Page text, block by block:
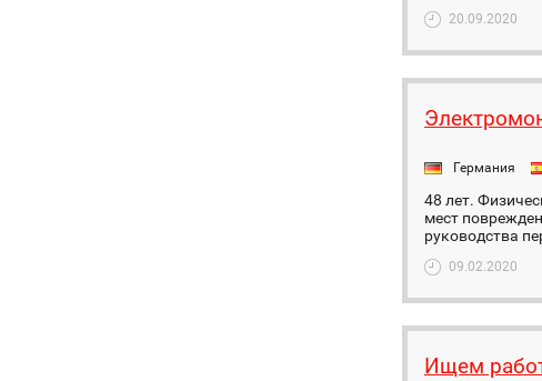
20.09.2020
Германия
48 лет.
мест
руководства
09.02.2020
Ищем